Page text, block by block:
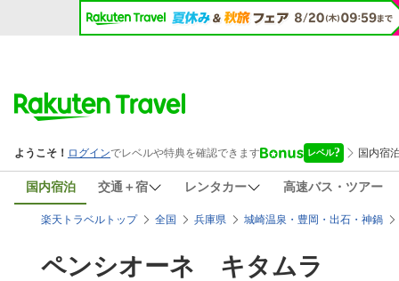
国内宿泊 交通＋宿 レンタカー 高速バス・ツアー
楽天トラベルトップ 全国 兵庫県 城崎温泉・豊岡・出石・神鍋
ペンシオーネ キタムラ